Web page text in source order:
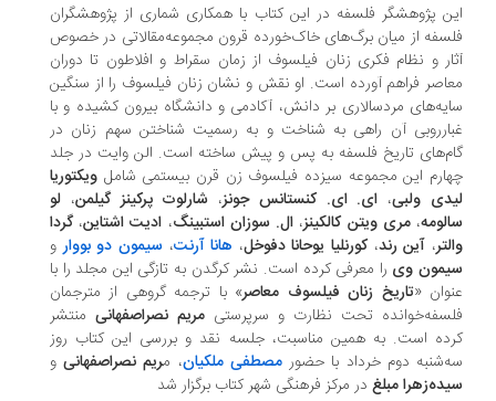
پژوهشگر فلسفه در این کتاب با همکاری شماری از پژوهشگران
از میان برگ‌های خاک‌خورده قرون مجموعه‌مقالاتی در خصوص
و نظام فکری زنان فیلسوف از زمان سقراط و افلاطون تا دوران
فراهم آورده است. او نقش و نشان زنان فیلسوف را از سنگین
مردسالاری بر دانش، آکادمی و دانشگاه بیرون کشیده و با
آن راهی به شناخت و به رسمیت شناختن سهم زنان در
تاریخ فلسفه به پس و پیش ساخته است. الن وایت در جلد
این مجموعه سیزده فیلسوف زن قرن بیستمی شامل ویکتوریا
ولبی، ‌ ای.‌ ای. کنستانس جونز، شارلوت پرکینز گیلمن ،لو
،مری ویتن کالکینز ،ال. سوزان استبینگ،ادیت اشتاین ،گردا
آین رند،کورنلیا یوحانا دفوخل ، هانا آرنت، سیمون دو بووارو
ویرا معرفی کرده است. نشر کرگدن به ‌تازگی این مجلد را با
«تاریخ زنان فیلسوف معاصر » با ترجمه گروهی از مترجمان
تحت نظارت و سرپرستیمریم نصراصفهانیمنتشر
است. به همین مناسبت، جلسه نقد و بررسی این کتاب روز
دوم خرداد با حضور مصطفی ملکیان ، مریم نصراصفهانیو
مبلغدر مرکز فرهنگی شهر کتاب برگزار شد